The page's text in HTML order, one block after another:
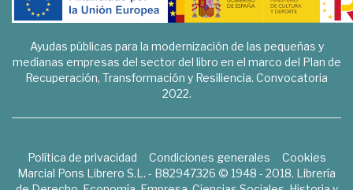
Ayudas públicas para la modernización de las pequeñas y
medianas empresas del sector del libro en el marco del Plan de
Recuperación, Transformación y Resiliencia. Convocatoria
2022.
Política de privacidad Condiciones generales
Cookies
Marcial Pons Librero S.L. - B82947326 © 1948 - 2018. Librería